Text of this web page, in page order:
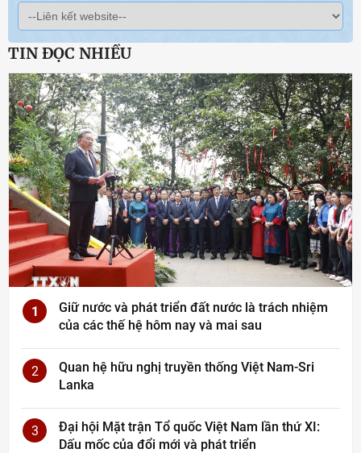
TIN ĐỌC NHIỀU
1
Giữ nước và phát triển đất nước là trách nhiệm
của các thế hệ hôm nay và mai sau
2
Quan hệ hữu nghị truyền thống Việt Nam-Sri
Lanka
3
Đại hội Mặt trận Tổ quốc Việt Nam lần thứ XI:
Dấu mốc của đổi mới và phát triển